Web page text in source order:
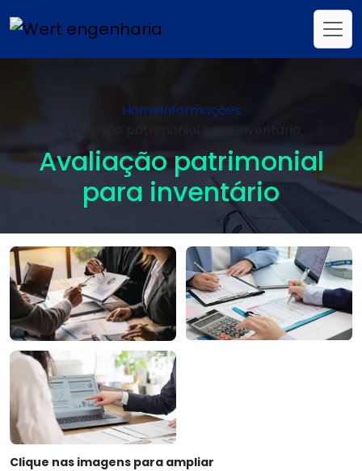
HomeInformações
Avaliação patrimonial
para inventário
Clique nas imagens para ampliar